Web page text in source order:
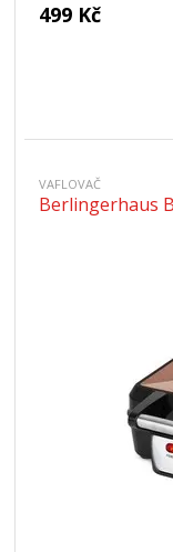
499 Kč
VAFLOVAČ
Berlingerhaus